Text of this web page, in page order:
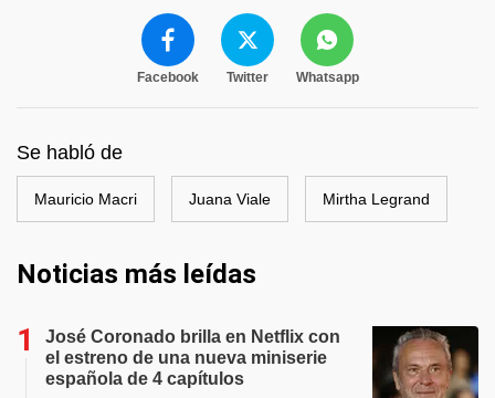
Facebook Twitter Whatsapp
Se habló de
Mauricio Macri Juana Viale Mirtha Legrand
Noticias más leídas
José Coronado brilla en Netflix con
el estreno de una nueva miniserie
española de 4 capítulos